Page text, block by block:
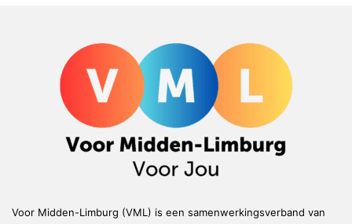
Voor Midden-Limburg (VML) is een samenwerkingsverband van